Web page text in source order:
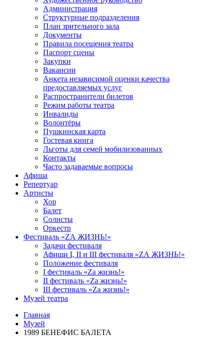
Администрация
Структурные подразделения
План зрительного зала
Документы
Правила посещения театра
Паспорт сцены
Закупки
Вакансии
Анкета независимой оценки качества
предоставляемых услуг
Распространители билетов
Режим работы театра
Инвалиды
Волонтёры
Пушкинская карта
Гостевая книга
Льготы для семей мобилизованных
Контакты
Часто задаваемые вопросы
Афиша
Репертуар
Артисты
Хор
Балет
Солисты
Оркестр
Фестиваль «ZА ЖИЗНЬ!»
Задачи фестиваля
Афиши I, II и III фестиваля «ZА ЖИЗНЬ!»
Положение фестиваля
I фестиваль «Zа жизнь!»
II фестиваль «Zа жизнь!»
III фестиваль «Zа жизнь!»
Музей театра
Главная
Музей
1989 БЕНЕФИС БАЛЕТА